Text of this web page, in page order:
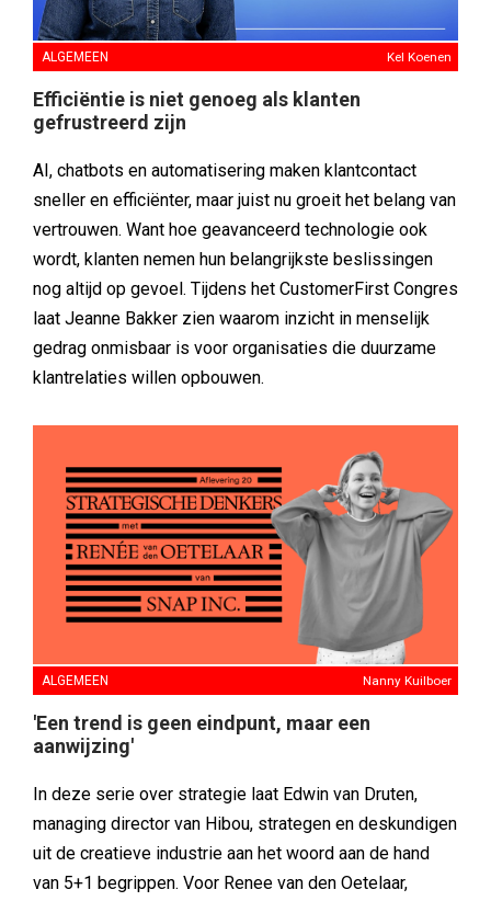
ALGEMEEN Kel Koenen
Efficiëntie is niet genoeg als klanten
gefrustreerd zijn
AI, chatbots en automatisering maken klantcontact
sneller en efficiënter, maar juist nu groeit het belang van
vertrouwen. Want hoe geavanceerd technologie ook
wordt, klanten nemen hun belangrijkste beslissingen
nog altijd op gevoel. Tijdens het CustomerFirst Congres
laat Jeanne Bakker zien waarom inzicht in menselijk
gedrag onmisbaar is voor organisaties die duurzame
klantrelaties willen opbouwen.
ALGEMEEN Nanny Kuilboer
'Een trend is geen eindpunt, maar een
aanwijzing'
In deze serie over strategie laat Edwin van Druten,
managing director van Hibou, strategen en deskundigen
uit de creatieve industrie aan het woord aan de hand
van 5+1 begrippen. Voor Renee van den Oetelaar,